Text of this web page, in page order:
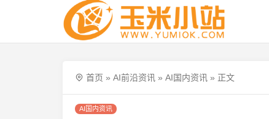
首页 » AI前沿资讯 » AI国内资讯 » 正文
AI国内资讯